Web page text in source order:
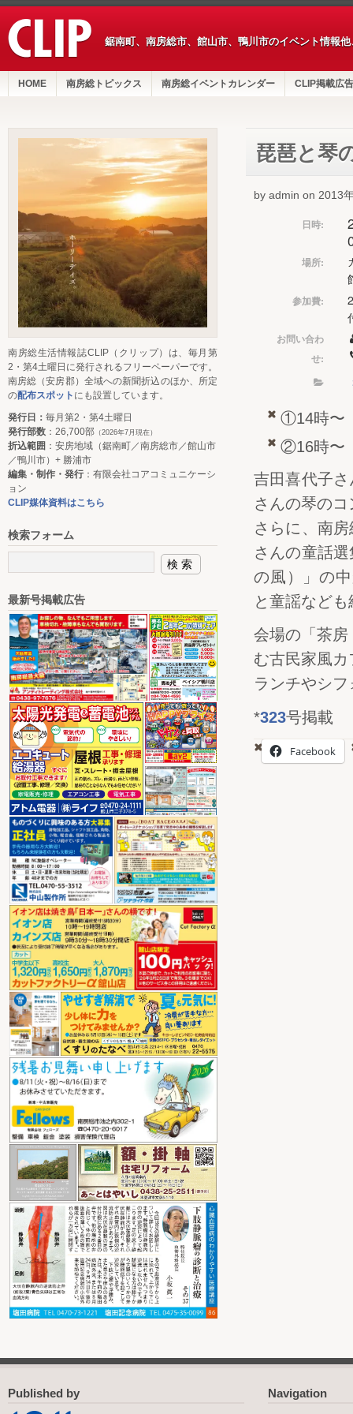
鋸南町、南房総市、館山市、鴨川市のイベント情報
HOME 南房総トピックス 南房総イベントカレンダー CLIP掲載広告
琵琶と琴
by admin on 2013
日時:
場所:
参加費:
お問い合わ
せ:
①14時〜
②16時〜
吉田喜代子
さんの琴の
さらに、南
さんの童話
の風）」の
と童謡など
会場の「茶
む古民家風カ
ランチやシ
*323号掲載
Facebook
南房総生活情報誌CLIP（クリップ）は、毎月第
2・第4土曜日に発行されるフリーペーパーです。
南房総（安房郡）全域への新聞折込のほか、所定
の配布スポット にも設置しています。
発行日： 毎月第2・第4土曜日
発行部数 ：26,700部 （2026年7月現在）
折込範囲 ：安房地域（鋸南町／南房総市／館山市
／鴨川市）+ 勝浦市
編集・制作・発行：有限会社コアコミュニケーシ
ョン
CLIP媒体資料はこちら
検索フォーム
最新号掲載広告
Published by Navigation